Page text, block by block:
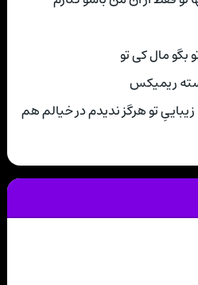
بگو مال کی تو
ریمیکس
تو هرگز ندیدم در خیالم هم